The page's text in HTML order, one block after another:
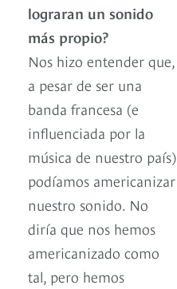
lograran un sonido
más propio?
Nos hizo entender que,
a pesar de ser una
banda francesa (e
influenciada por la
música de nuestro país)
podíamos americanizar
nuestro sonido. No
diría que nos hemos
americanizado como
tal, pero hemos